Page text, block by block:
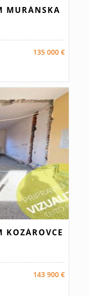
MURÁNSKA
135 000 €
KOZÁROVCE
143 900 €